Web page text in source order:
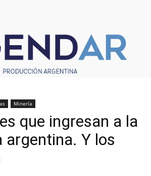
Minería
que ingresan a la
argentina. Y los